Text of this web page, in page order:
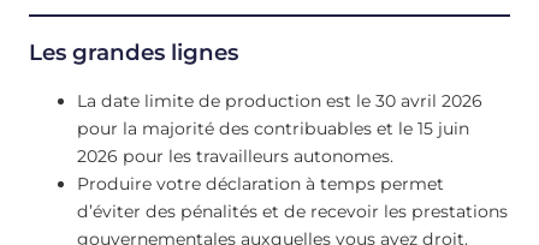
Les grandes lignes
La date limite de production est le 30 avril 2026
pour la majorité des contribuables et le 15 juin
2026 pour les travailleurs autonomes.
Produire votre déclaration à temps permet
d’éviter des pénalités et de recevoir les prestations
gouvernementales auxquelles vous avez droit.